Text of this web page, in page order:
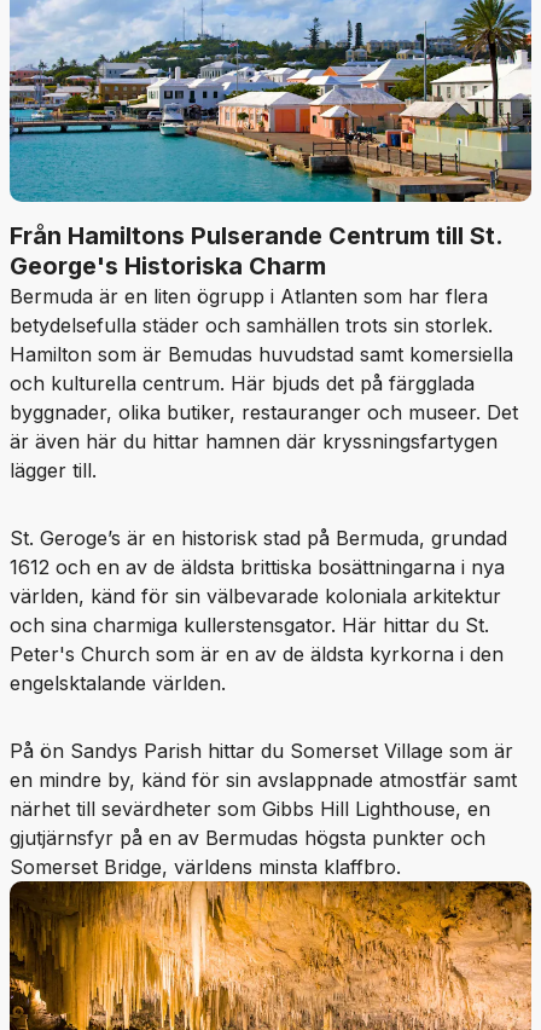
Från Hamiltons Pulserande Centrum till St.
George's Historiska Charm
Bermuda är en liten ögrupp i Atlanten som har flera
betydelsefulla städer och samhällen trots sin storlek.
Hamilton som är Bemudas huvudstad samt komersiella
och kulturella centrum. Här bjuds det på färgglada
byggnader, olika butiker, restauranger och museer. Det
är även här du hittar hamnen där kryssningsfartygen
lägger till.
St. Geroge’s är en historisk stad på Bermuda, grundad
1612 och en av de äldsta brittiska bosättningarna i nya
världen, känd för sin välbevarade koloniala arkitektur
och sina charmiga kullerstensgator. Här hittar du St.
Peter's Church som är en av de äldsta kyrkorna i den
engelsktalande världen.
På ön Sandys Parish hittar du Somerset Village som är
en mindre by, känd för sin avslappnade atmostfär samt
närhet till sevärdheter som Gibbs Hill Lighthouse, en
gjutjärnsfyr på en av Bermudas högsta punkter och
Somerset Bridge, världens minsta klaffbro.